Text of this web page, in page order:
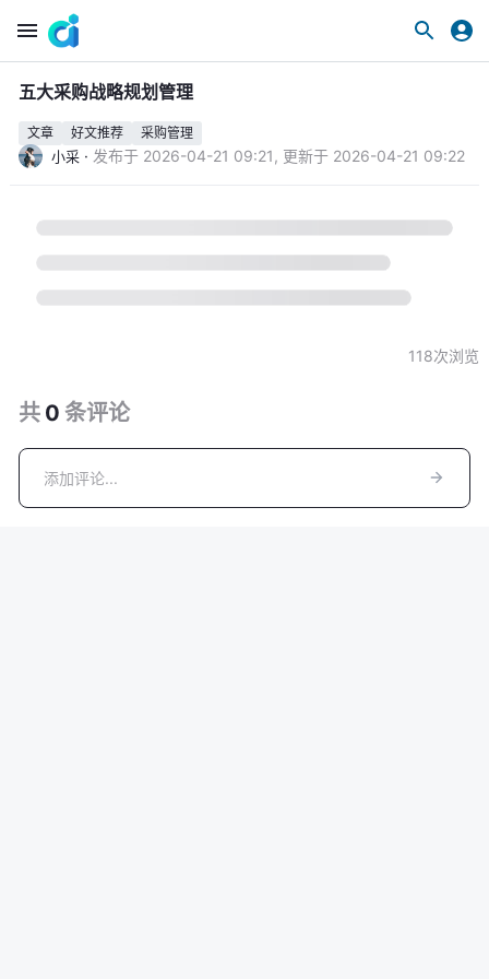
五大采购战略规划管理
文章 好文推荐 采购管理
小采 · 发布于 2026-04-21 09:21 , 更新于 2026-04-21 09:22
118次浏览
共 0 条评论